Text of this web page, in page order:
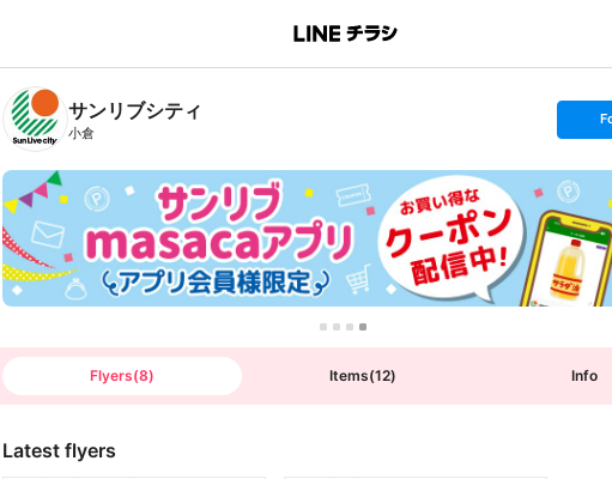
B
n
T
サンリブシティ
小倉
s
t
o
w
Flyers(8) Items(12) Info
Latest flyers